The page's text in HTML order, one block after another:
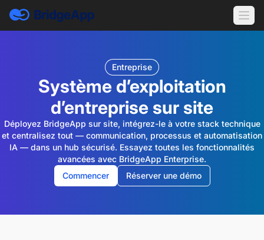
Entreprise
Système d’exploitation
d’entreprise sur site
Déployez BridgeApp sur site, intégrez-le à votre stack technique
et centralisez tout — communication, processus et automatisation
IA — dans un hub sécurisé. Essayez toutes les fonctionnalités
avancées avec BridgeApp Enterprise.
Commencer
Réserver une démo